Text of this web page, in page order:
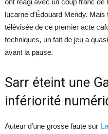
ont réagi avec un coup franc
lucarne d’Édouard Mendy.
télévisée de ce premier acte
techniques, un fait de jeu a
avant la pause.
Sarr éteint une
infériorité
Auteur d’une grosse faute sur